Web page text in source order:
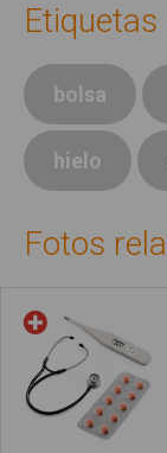
Etiquetas
bolsa
hielo
Fotos